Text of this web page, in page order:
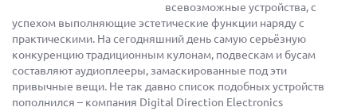
всевозможные устройства, с
успехом выполняющие эстетические функции наряду с
практическими. На сегодняшний день самую серьёзную
конкуренцию традиционным кулонам, подвескам и бусам
составляют аудиоплееры, замаскированные под эти
привычные вещи. Не так давно список подобных устройств
пополнился – компания Digital Direction Electronics